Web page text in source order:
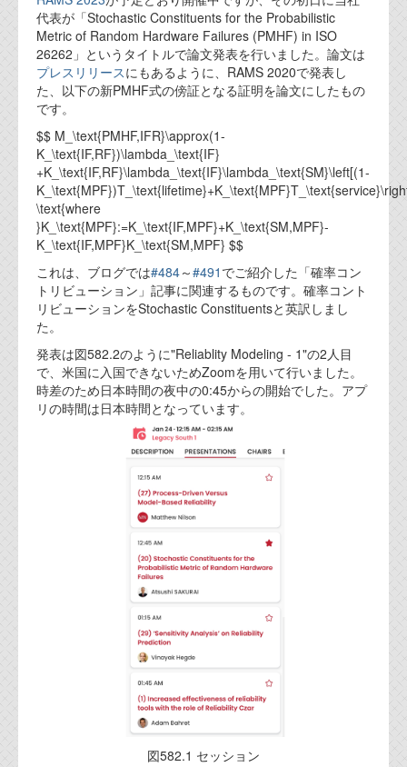
代表が「Stochastic Constituents for the Probabilistic
Metric of Random Hardware Failures (PMHF) in ISO
26262」というタイトルで論文発表を行いました。論文は
プレスリリースにもあるように、RAMS 2020で発表し
た、以下の新PMHF式の傍証となる証明を論文にしたもの
です。
$$ M_\text{PMHF,IFR}\approx(1-
K_\text{IF,RF})\lambda_\text{IF}
+K_\text{IF,RF}\lambda_\text{IF}\lambda_\text{SM}\left[(1-
\text{where
}K_\text{MPF}:=K_\text{IF,MPF}+K_\text{SM,MPF}-
K_\text{IF,MPF}K_\text{SM,MPF} $$
これは、ブログでは#484～#491 でご紹介した「確率コン
トリビューション」記事に関連するものです。確率コント
リビューションをStochastic Constituentsと英訳しまし
た。
発表は図582.2のように"Reliablity Modeling - 1"の2人目
で、米国に入国できないためZoomを用いて行いました。
時差のため日本時間の夜中の0:45からの開始でした。アプ
リの時間は日本時間となっています。
図582.1 セッション